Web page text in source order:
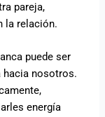
pareja,
la relación.
puede ser
hacia nosotros.
energía